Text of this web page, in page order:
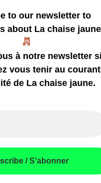
Morges. Textes
Prod’hom /
to our newsletter to
about La chaise
à notre newsletter si
vous tenir au courant
de La chaise jaune.